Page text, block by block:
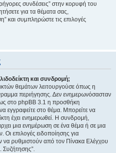
συνδέσεις” στην κορυφή του
για τα θέματα σας,
και συμπληρώστε τις επιλογές
και συνδρομή;
θεμάτων λειτουργούσε όπως η
περιήγησης. Δεν ενημερωνόσασταν
στο phpBB 3.1 η προσθήκη
εγγραφείτε στο θέμα. Μπορείτε να
έχει ενημερωθεί. Η συνδρομή,
μια ενημέρωση σε ένα θέμα ή σε μια
επιλογές ειδοποίησης για
να ρυθμιστούν από τον Πίνακα Ελέγχου
Συζήτησης”.